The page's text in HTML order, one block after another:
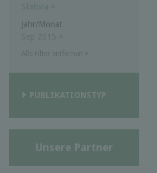
Statista ×
Jahr/Monat
Sep 2015 ×
PUBLIKATIONSTYP
Unsere Partner